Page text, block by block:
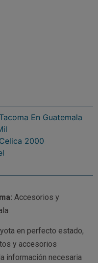
En Guatemala
2000
Accesorios y
en perfecto estado,
y accesorios
información necesaria